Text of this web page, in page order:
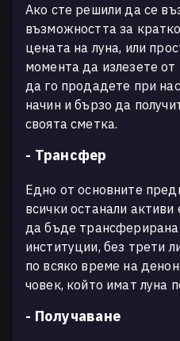
Ако сте решили да се
възможността за
цената на луна, или
момента да излезете
да го продадете при
начин и бързо да
своята сметка.
- Трансфер
Едно от основните
всички останали
да бъде трансферирана
институции, без трети
по всяко време на
човек, който имат луна
- Получаване